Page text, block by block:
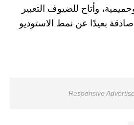
وأتاح للضيوف التعبير
بعيدًا عن نمط الاستوديو
Responsive